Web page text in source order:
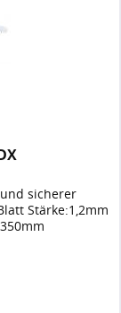
sicherer
Stärke:1,2mm